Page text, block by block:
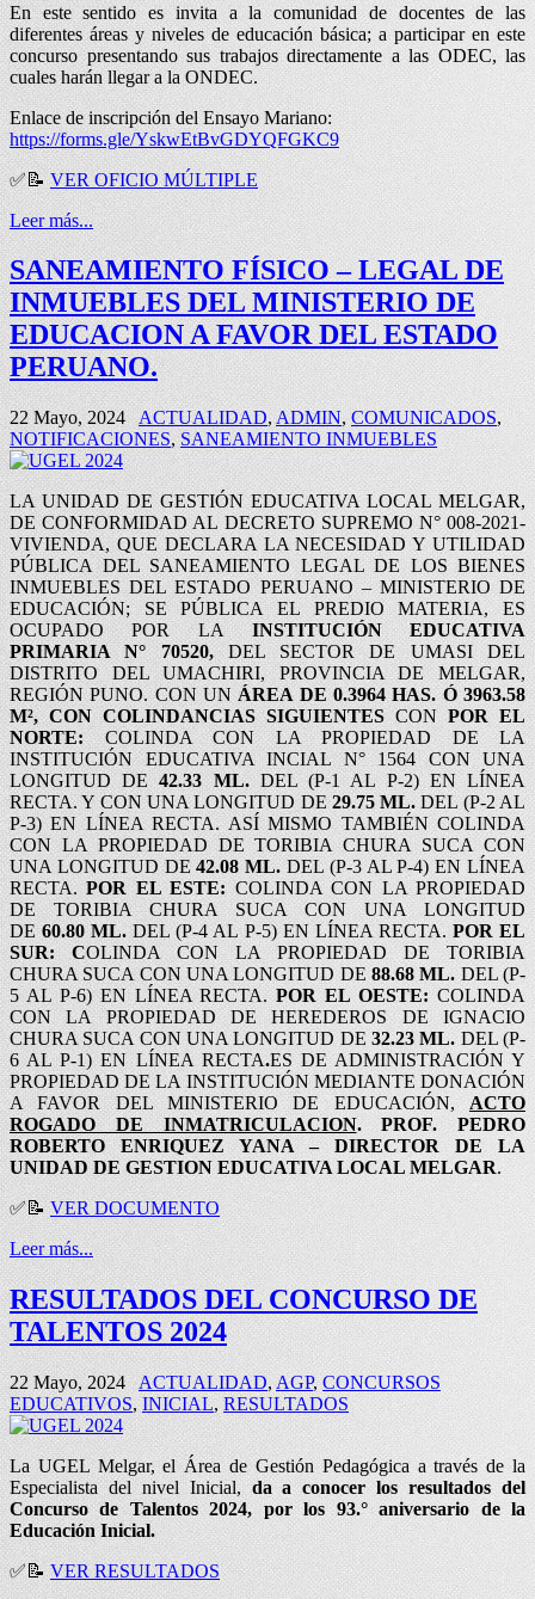
En este sentido es invita a la comunidad de docentes de las
diferentes áreas y niveles de educación básica; a participar en este
concurso presentando sus trabajos directamente a las ODEC, las
cuales harán llegar a la ONDEC.
Enlace de inscripción del Ensayo Mariano:
https://forms.gle/YskwEtBvGDYQFGKC9
✅📝VER OFICIO MÚLTIPLE
Leer más...
SANEAMIENTO FÍSICO – LEGAL DE
INMUEBLES DEL MINISTERIO DE
EDUCACION A FAVOR DEL ESTADO
PERUANO.
22 Mayo, 2024 ACTUALIDAD, ADMIN, COMUNICADOS,
NOTIFICACIONES,SANEAMIENTO INMUEBLES
LA UNIDAD DE GESTIÓN EDUCATIVA LOCAL MELGAR,
DE CONFORMIDAD AL DECRETO SUPREMO N° 008-2021-
VIVIENDA, QUE DECLARA LA NECESIDAD Y UTILIDAD
PÚBLICA DEL SANEAMIENTO LEGAL DE LOS BIENES
INMUEBLES DEL ESTADO PERUANO – MINISTERIO DE
EDUCACIÓN; SE PÚBLICA EL PREDIO MATERIA, ES
OCUPADO POR LA INSTITUCIÓN EDUCATIVA
PRIMARIA N° 70520,DEL SECTOR DE UMASI
DEL
DISTRITO DEL UMACHIRI, PROVINCIA DE MELGAR,
REGIÓN PUNO. CON UNÁREA DE 0.3964 HAS. Ó 3963.58
M², CON COLINDANCIAS SIGUIENTESCON POR EL
NORTE:COLINDA CON LA PROPIEDAD DE LA
INSTITUCIÓN EDUCATIVA INCIAL N° 1564 CON UNA
LONGITUD DE42.33 ML.DEL (P-1 AL P-2) EN LÍNEA
RECTA. Y CON UNA LONGITUD DE29.75 ML.DEL (P-2 AL
P-3) EN LÍNEA RECTA. ASÍ MISMO TAMBIÉN COLINDA
CON LA PROPIEDAD DE TORIBIA CHURA SUCA CON
UNA LONGITUD DE42.08 ML.DEL (P-3 AL P-4) EN LÍNEA
RECTA.POR EL ESTE:COLINDA CON LA PROPIEDAD
DE TORIBIA CHURA SUCA CON UNA LONGITUD
DE60.80 ML.DEL (P-4 AL P-5) EN LÍNEA RECTA. POR EL
SUR: COLINDA CON LA PROPIEDAD DE TORIBIA
CHURA SUCA CON UNA LONGITUD DE 88.68 ML.DEL (P-
5 AL P-6) EN LÍNEA RECTA.POR EL OESTE:COLINDA
CON LA PROPIEDAD DE HEREDEROS DE IGNACIO
CHURA SUCA CON UNA LONGITUD DE 32.23 ML. DEL (P-
6 AL P-1) EN LÍNEA RECTA.ES DE ADMINISTRACIÓN Y
PROPIEDAD DE LA INSTITUCIÓN MEDIANTE DONACIÓN
A FAVOR DEL MINISTERIO DE EDUCACIÓN,ACTO
ROGADO DE INMATRICULACION.
PROF. PEDRO
ROBERTO ENRIQUEZ YANA – DIRECTOR DE LA
UNIDAD DE GESTION EDUCATIVA LOCAL MELGAR.
✅📝VER DOCUMENTO
Leer más...
RESULTADOS DEL CONCURSO DE
TALENTOS 2024
22 Mayo, 2024 ACTUALIDAD, AGP,CONCURSOS
EDUCATIVOS,INICIAL,RESULTADOS
La UGEL Melgar, el Área de Gestión Pedagógica a través de la
Especialista del nivel Inicial,da a conocer los resultados del
Concurso de Talentos 2024, por los 93.° aniversario de la
Educación Inicial.
✅📝VER RESULTADOS